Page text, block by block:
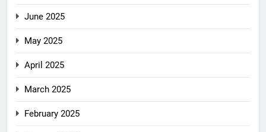
June 2025
May 2025
April 2025
March 2025
February 2025